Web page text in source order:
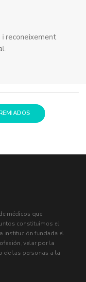
i reconeixement
médicos que
constituimos el
institución fundada el
velar por la
de las personas a la